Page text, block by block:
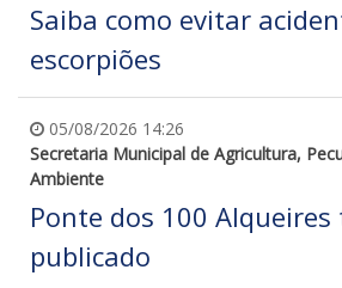
Saiba como evitar
escorpiões
05/08/2026 14:26
Secretaria Municipal de Agricultura,
Ambiente
Ponte dos 100
publicado